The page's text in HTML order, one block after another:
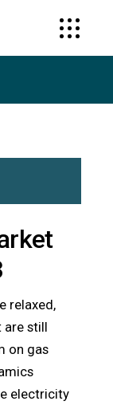
relaxed,
are still
on gas
electricity